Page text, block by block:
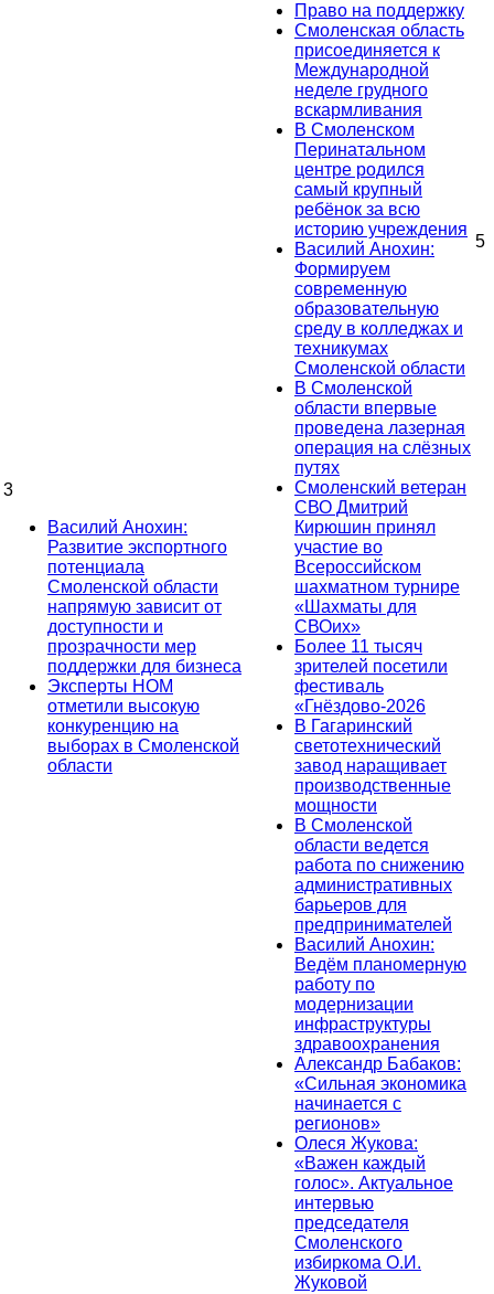
3
Василий Анохин:
Развитие экспортного
потенциала
Смоленской области
напрямую зависит от
доступности и
прозрачности мер
поддержки для бизнеса
Эксперты НОМ
отметили высокую
конкуренцию на
выборах в Смоленской
области
Право на поддержку
Смоленская область
присоединяется к
Международной
неделе грудного
вскармливания
В Смоленском
Перинатальном
центре родился
самый крупный
ребёнок за всю
историю учреждения
Василий Анохин:
Формируем
современную
образовательную
среду в колледжах и
техникумах
Смоленской области
В Смоленской
области впервые
проведена лазерная
операция на слёзных
путях
Смоленский ветеран
СВО Дмитрий
Кирюшин принял
участие во
Всероссийском
шахматном турнире
«Шахматы для
СВОих»
Более 11 тысяч
зрителей посетили
фестиваль
«Гнёздово-2026
В Гагаринский
светотехнический
завод наращивает
производственные
мощности
В Смоленской
области ведется
работа по снижению
административных
барьеров для
предпринимателей
Василий Анохин:
Ведём планомерную
работу по
модернизации
инфраструктуры
здравоохранения
Александр Бабаков:
«Сильная экономика
начинается с
регионов»
Олеся Жукова:
«Важен каждый
голос». Актуальное
интервью
председателя
Смоленского
избиркома О.И.
Жуковой
5